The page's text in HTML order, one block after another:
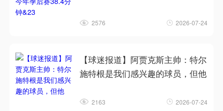
2576 2026-07-24
【球迷报道】阿贾克斯主帅：特尔
施特根是我们感兴趣的球员，但他
2163 2026-07-24